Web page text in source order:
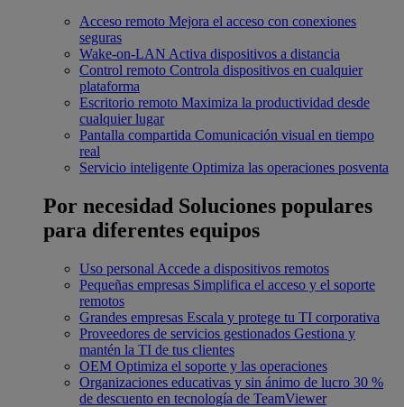
Acceso remoto Mejora el acceso con conexiones
seguras
Wake-on-LAN Activa dispositivos a distancia
Control remoto Controla dispositivos en cualquier
plataforma
Escritorio remoto Maximiza la productividad desde
cualquier lugar
Pantalla compartida Comunicación visual en tiempo
real
Servicio inteligente Optimiza las operaciones posventa
Por necesidad Soluciones populares
para diferentes equipos
Uso personal Accede a dispositivos remotos
Pequeñas empresas Simplifica el acceso y el soporte
remotos
Grandes empresas Escala y protege tu TI corporativa
Proveedores de servicios gestionados Gestiona y
mantén la TI de tus clientes
OEM Optimiza el soporte y las operaciones
Organizaciones educativas y sin ánimo de lucro 30 %
de descuento en tecnología de TeamViewer